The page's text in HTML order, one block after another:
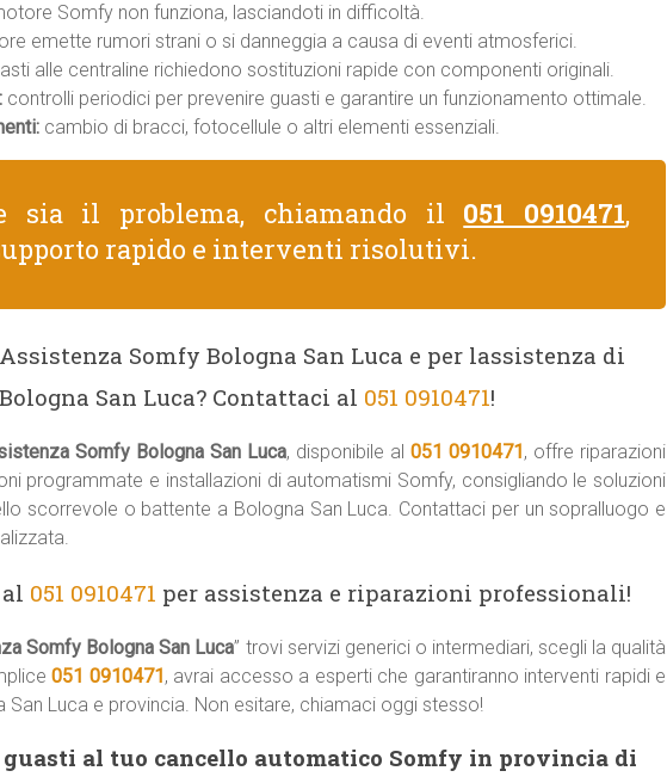
Somfy non funziona, lasciandoti in difficoltà.
emette rumori strani o si danneggia a causa di eventi atmosferici.
alle centraline richiedono sostituzioni rapide con componenti originali.
controlli periodici per prevenire guasti e garantire un funzionamento ottimale.
cambio di bracci, fotocellule o altri elementi essenziali.
sia il problema, chiamando il 051 0910471,
rapido e interventi risolutivi.
Somfy Bologna San Luca e per lassistenza di
San Luca? Contattaci al 051 0910471!
Somfy Bologna San Luca, disponibile al 051 0910471, offre riparazioni
programmate e installazioni di automatismi Somfy, consigliando le soluzioni
scorrevole o battente a Bologna San Luca. Contattaci per un sopralluogo e
051 0910471 per assistenza e riparazioni professionali!
Somfy Bologna San Luca” trovi servizi generici o intermediari, scegli la qualità
051 0910471, avrai accesso a esperti che garantiranno interventi rapidi e
San Luca e provincia. Non esitare, chiamaci oggi stesso!
guasti al tuo cancello automatico Somfy in provincia di